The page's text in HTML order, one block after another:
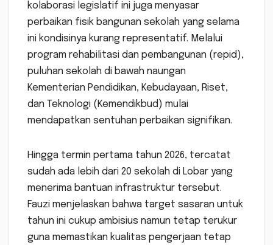
kolaborasi legislatif ini juga menyasar
perbaikan fisik bangunan sekolah yang selama
ini kondisinya kurang representatif. Melalui
program rehabilitasi dan pembangunan (repid),
puluhan sekolah di bawah naungan
Kementerian Pendidikan, Kebudayaan, Riset,
dan Teknologi (Kemendikbud) mulai
mendapatkan sentuhan perbaikan signifikan.
Hingga termin pertama tahun 2026, tercatat
sudah ada lebih dari 20 sekolah di Lobar yang
menerima bantuan infrastruktur tersebut.
Fauzi menjelaskan bahwa target sasaran untuk
tahun ini cukup ambisius namun tetap terukur
guna memastikan kualitas pengerjaan tetap